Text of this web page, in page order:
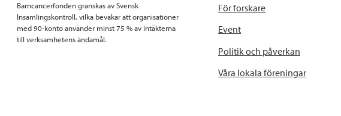
Barncancerfonden granskas av Svensk
Insamlingskontroll, vilka bevakar att organisationer
med 90-konto använder minst 75 % av intäkterna
till verksamhetens ändamål.
För forskare
Event
Politik och påverkan
Våra lokala föreningar